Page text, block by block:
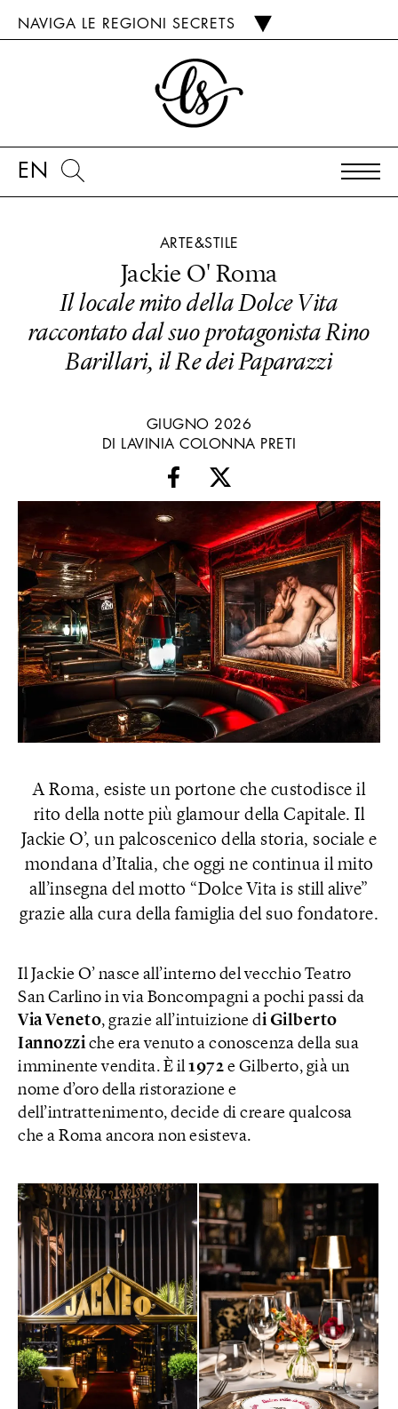
NAVIGA LE REGIONI SECRETS
EN
ARTE&STILE
Jackie O' Roma
Il locale mito della Dolce Vita
raccontato dal suo protagonista Rino
Barillari, il Re dei Paparazzi
GIUGNO 2026
DI LAVINIA COLONNA PRETI
A Roma, esiste un portone che custodisce il
rito della notte più glamour della Capitale. Il
Jackie O’, un palcoscenico della storia, sociale e
mondana d’Italia, che oggi ne continua il mito
all’insegna del motto “Dolce Vita is still alive”
grazie alla cura della famiglia del suo fondatore.
Il Jackie O’ nasce all’interno del vecchio Teatro
San Carlino in via Boncompagni a pochi passi da
Via Veneto, grazie all’intuizione di Gilberto
Iannozziche era venuto a conoscenza della sua
imminente vendita. È il 1972 e Gilberto, già un
nome d’oro della ristorazione e
dell’intrattenimento, decide di creare qualcosa
che a Roma ancora non esisteva.